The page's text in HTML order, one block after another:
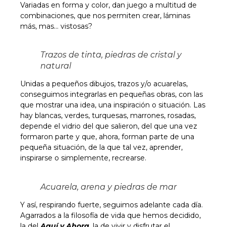
Variadas en forma y color, dan juego a multitud de
combinaciones, que nos permiten crear, láminas
más, mas… vistosas?
Trazos de tinta, piedras de cristal y
natural
Unidas a pequeños dibujos, trazos y/o acuarelas,
conseguimos integrarlas en pequeñas obras, con las
que mostrar una idea, una inspiración o situación. Las
hay blancas, verdes, turquesas, marrones, rosadas,
depende el vidrio del que salieron, del que una vez
formaron parte y que, ahora, forman parte de una
pequeña situación, de la que tal vez, aprender,
inspirarse o simplemente, recrearse.
Acuarela, arena y piedras de mar
Y así, respirando fuerte, seguimos adelante cada día.
Agarrados a la filosofía de vida que hemos decidido,